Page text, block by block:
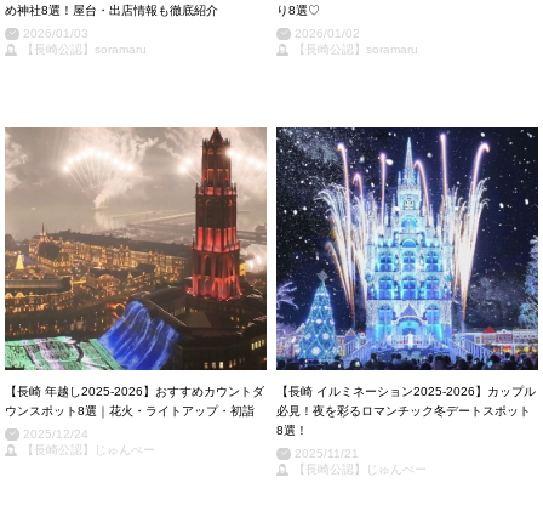
め神社8選！屋台・出店情報も徹底紹介
2026/01/03
【長崎公認】soramaru
り8選♡
2026/01/02
【長崎公認】soramaru
【長崎 年越し2025-2026】おすすめカウントダ
ウンスポット8選｜花火・ライトアップ・初詣
2025/12/24
【長崎公認】じゅんぺー
【長崎 イルミネーション2025-2026】カップル
必見！夜を彩るロマンチック冬デートスポット
8選！
2025/11/21
【長崎公認】じゅんぺー